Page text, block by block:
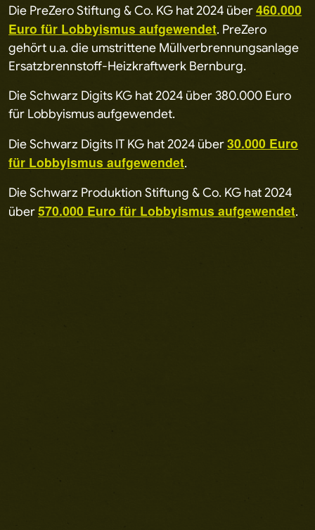
Die PreZero Stiftung & Co. KG hat 2024 über460.000
Euro für Lobbyismus aufgewendet. PreZero
gehört u.a. die umstrittene Müllverbrennungsanlage
Ersatzbrennstoff-Heizkraftwerk Bernburg.
Die Schwarz Digits KG hat 2024 über 380.000 Euro
für Lobbyismus aufgewendet.
Die Schwarz Digits IT KG hat 2024 über30.000 Euro
für Lobbyismus aufgewendet.
Die Schwarz Produktion Stiftung & Co. KG hat 2024
über570.000 Euro für Lobbyismus aufgewendet.